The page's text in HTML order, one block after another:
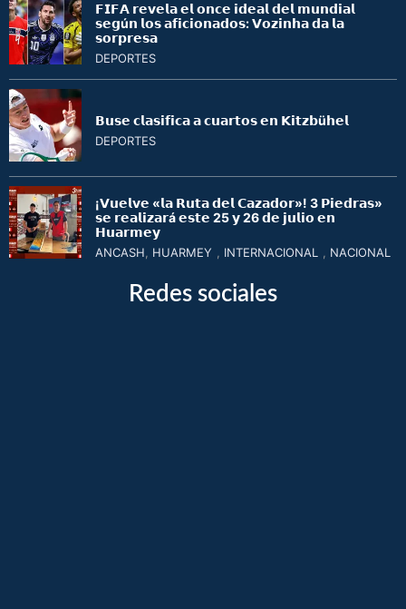
𝗙𝗜𝗙𝗔 𝗿𝗲𝘃𝗲𝗹𝗮 𝗲𝗹 𝗼𝗻𝗰𝗲 𝗶𝗱𝗲𝗮𝗹 𝗱𝗲𝗹 𝗺𝘂𝗻𝗱𝗶𝗮𝗹
𝘀𝗲𝗴ú𝗻 𝗹𝗼𝘀 𝗮𝗳𝗶𝗰𝗶𝗼𝗻𝗮𝗱𝗼𝘀: 𝗩𝗼𝘇𝗶𝗻𝗵𝗮 𝗱𝗮 𝗹𝗮
𝘀𝗼𝗿𝗽𝗿𝗲𝘀𝗮
DEPORTES
𝗕𝘂𝘀𝗲 𝗰𝗹𝗮𝘀𝗶𝗳𝗶𝗰𝗮 𝗮 𝗰𝘂𝗮𝗿𝘁𝗼𝘀 𝗲𝗻 𝗞𝗶𝘁𝘇𝗯ü𝗵𝗲𝗹
DEPORTES
¡𝗩𝘂𝗲𝗹𝘃𝗲 «𝗹𝗮 𝗥𝘂𝘁𝗮 𝗱𝗲𝗹 𝗖𝗮𝘇𝗮𝗱𝗼𝗿»! 3 𝗣𝗶𝗲𝗱𝗿𝗮𝘀»
𝘀𝗲 𝗿𝗲𝗮𝗹𝗶𝘇𝗮𝗿á 𝗲𝘀𝘁𝗲 25 𝘆 26 𝗱𝗲 𝗷𝘂𝗹𝗶𝗼 𝗲𝗻
𝗛𝘂𝗮𝗿𝗺𝗲𝘆
ANCASH, HUARMEY , INTERNACIONAL , NACIONAL
Redes sociales